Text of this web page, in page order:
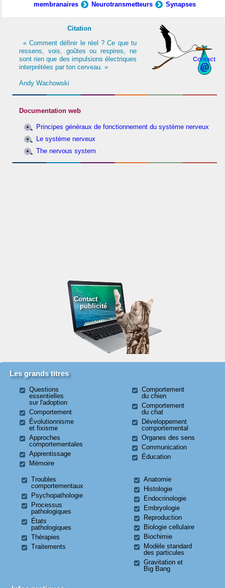
membranaires
Neurotransmetteurs Synapses
Contact
Citation
« Comment définir le réel ? Ce que tu
ressens, vois, goûtes ou respires, ne
sont rien que des impulsions électriques
interprétées par ton cerveau. »
Andy Wachowski
Documentation web
Principes généraux de fonctionnement du système nerveux
Le système nerveux
The nervous system
Contact
publicité
Les grands titres
Questions
essentielles
sur l'adoption
Comportement
Évolutionnisme
et fixisme
Approches
comportementales
Apprentissage
Mémoire
Comportement
du chien
Comportement
du chat
Développement
comportemental
Organes des sens
Communication
Éducation
Troubles
comportementaux
Psychopathologie
Processus
pathologiques
États
pathologiques
Thérapies
Traitements
Anatomie
Histologie
Endocrinologie
Embryologie
Reproduction
Biologie cellulaire
Biochimie
Modèle standard
des particules
Gravitation et
Big Bang